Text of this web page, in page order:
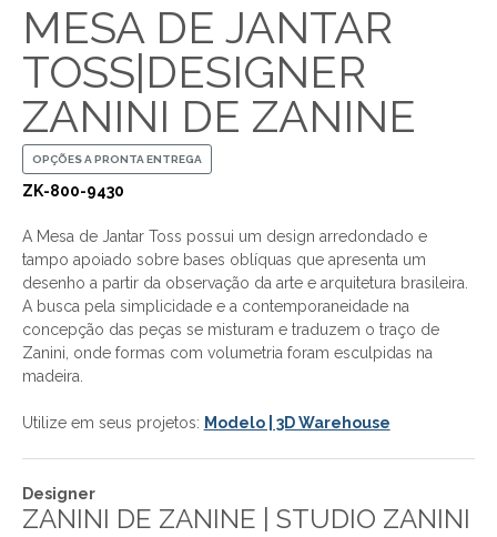
MESA DE JANTAR
TOSS|DESIGNER
ZANINI DE ZANINE
OPÇÕES A PRONTA ENTREGA
ZK-800-9430
A Mesa de Jantar Toss possui um design arredondado e
tampo apoiado sobre bases oblíquas que apresenta um
desenho a partir da observação da arte e arquitetura brasileira.
A busca pela simplicidade e a contemporaneidade na
concepção das peças se misturam e traduzem o traço de
Zanini, onde formas com volumetria foram esculpidas na
madeira.
Utilize em seus projetos: Modelo | 3D Warehouse
Designer
ZANINI DE ZANINE | STUDIO ZANINI